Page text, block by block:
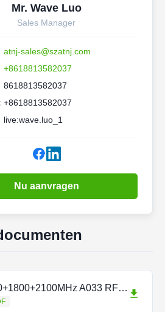
Mr. Wave Luo
Sales Manager
atnj-sales@szatnj.com
+8618813582037
8618813582037
+8618813582037
live:wave.luo_1
Nu aanvragen
900+1800+2100MHz A033 RF Repeater.pdf